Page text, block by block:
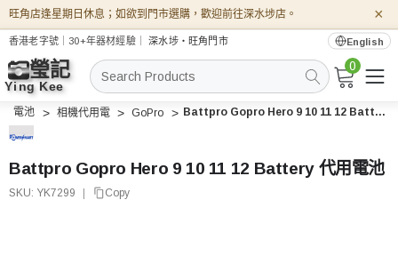
旺角店逢星期日休息；如欲到門市選購，歡迎前往深水埗店。 ×
香港老字號｜30+年器材經驗｜深水埗・旺角門市 English
搜
索
0
電池 相機代用電 GoPro Battpro Gopro Hero 9 10 11 12 Battery 代用電池
Battpro Gopro Hero 9 10 11 12 Battery 代用電池
SKU: YK7299 Copy